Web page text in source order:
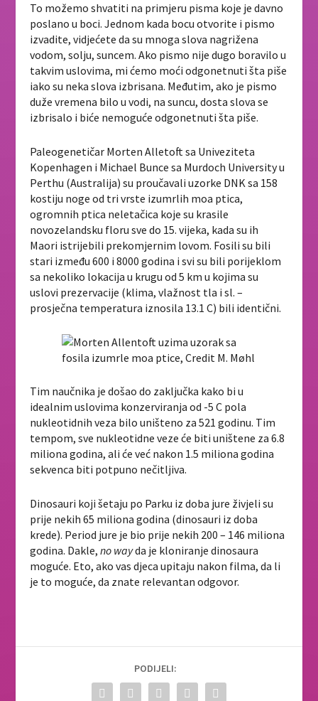
To možemo shvatiti na primjeru pisma koje je davno
poslano u boci. Jednom kada bocu otvorite i pismo
izvadite, vidjećete da su mnoga slova nagrižena
vodom, solju, suncem. Ako pismo nije dugo boravilo u
takvim uslovima, mi ćemo moći odgonetnuti šta piše
iako su neka slova izbrisana. Međutim, ako je pismo
duže vremena bilo u vodi, na suncu, dosta slova se
izbrisalo i biće nemoguće odgonetnuti šta piše.
Paleogenetičar Morten Alletoft sa Univeziteta
Kopenhagen i Michael Bunce sa Murdoch University u
Perthu (Australija) su proučavali uzorke DNK sa 158
kostiju noge od tri vrste izumrlih moa ptica,
ogromnih ptica neletačica koje su krasile
novozelandsku floru sve do 15. vijeka, kada su ih
Maori istrijebili prekomjernim lovom. Fosili su bili
stari između 600 i 8000 godina i svi su bili porijeklom
sa nekoliko lokacija u krugu od 5 km u kojima su
uslovi prezervacije (klima, vlažnost tla i sl. –
prosječna temperatura iznosila 13.1 C) bili identični.
Tim naučnika je došao do zaključka kako bi u
idealnim uslovima konzerviranja od -5 C pola
nukleotidnih veza bilo uništeno za 521 godinu. Tim
tempom, sve nukleotidne veze će biti uništene za 6.8
miliona godina, ali će već nakon 1.5 miliona godina
sekvenca biti potpuno nečitljiva.
Dinosauri koji šetaju po Parku iz doba jure živjeli su
prije nekih 65 miliona godina (dinosauri iz doba
krede). Period jure je bio prije nekih 200 – 146 miliona
godina. Dakle,no wayda je kloniranje dinosaura
moguće. Eto, ako vas djeca upitaju nakon filma, da li
je to moguće, da znate relevantan odgovor.
PODIJELI: